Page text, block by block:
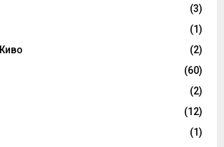
(3)
(1)
(2)
(60)
(2)
(12)
(1)